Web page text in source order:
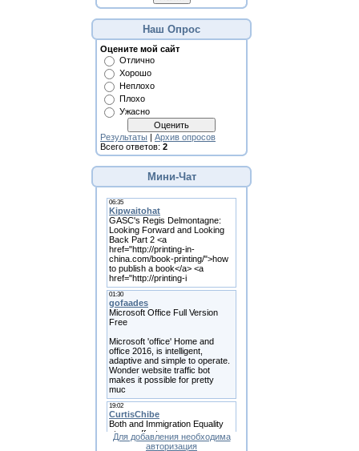
Наш Опрос
Оцените мой сайт
Отлично
Хорошо
Неплохо
Плохо
Ужасно
Результаты | Архив опросов
Всего ответов: 2
Мини-Чат
Для добавления необходима
авторизация